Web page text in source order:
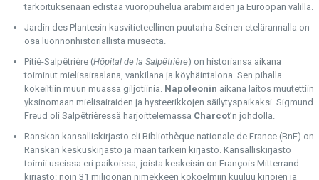
tarkoituksenaan edistää vuoropuhelua arabimaiden ja Euroopan välillä.
Jardin des Plantesin kasvitieteellinen puutarha Seinen etelärannalla on
osa luonnonhistoriallista museota.
Pitié-Salpêtrière (Hôpital de la Salpêtrière) on historiansa aikana
toiminut mielisairaalana, vankilana ja köyhäintalona. Sen pihalla
kokeiltiin muun muassa giljotiinia. Napoleonin aikana laitos muutettiin
yksinomaan mielisairaiden ja hysteerikkojen säilytyspaikaksi. Sigmund
Freud oli Salpêtrièressä harjoittelemassa Charcot’n johdolla.
Ranskan kansalliskirjasto eli Bibliothèque nationale de France (BnF) on
Ranskan keskuskirjasto ja maan tärkein kirjasto. Kansalliskirjasto
toimii useissa eri paikoissa, joista keskeisin on François Mitterrand -
kirjasto: noin 31 miljoonan nimekkeen kokoelmiin kuuluu kirjojen ja